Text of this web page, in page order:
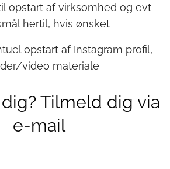
opstart af virksomhed og evt
hertil, hvis ønsket
opstart af Instagram profil,
video materiale
Tilmeld dig via
e-mail